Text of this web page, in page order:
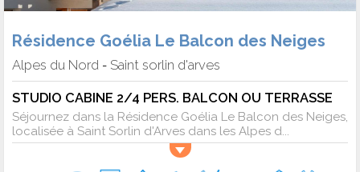
Résidence Goélia Le Balcon des Neiges
Alpes du Nord - Saint sorlin d'arves
STUDIO CABINE 2/4 PERS. BALCON OU TERRASSE
Séjournez dans la Résidence Goélia Le Balcon des Neiges,
localisée à Saint Sorlin d'Arves dans les Alpes d...